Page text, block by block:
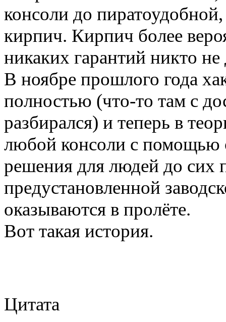
консоли до
кирпич. Кирпич более
никаких гарантий никто не
В ноябре прошлого года
полностью (что-то там с
разбирался) и теперь в
любой консоли с помощью
решения для людей до сих
предустановленной
оказываются в пролёте.
Вот такая история.
Цитата